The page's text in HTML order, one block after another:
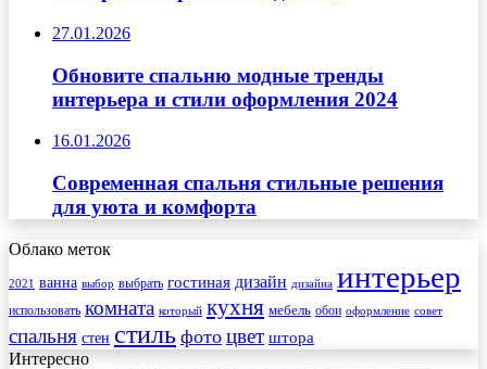
27.01.2026
Обновите спальню модные тренды
интерьера и стили оформления 2024
16.01.2026
Современная спальня стильные решения
для уюта и комфорта
Облако меток
2021 ванна выбор выбрать гостиная дизайн дизайна интерьер
использовать комната который кухня мебель обои оформление совет
спальня стен стиль фото цвет штора
Интересно